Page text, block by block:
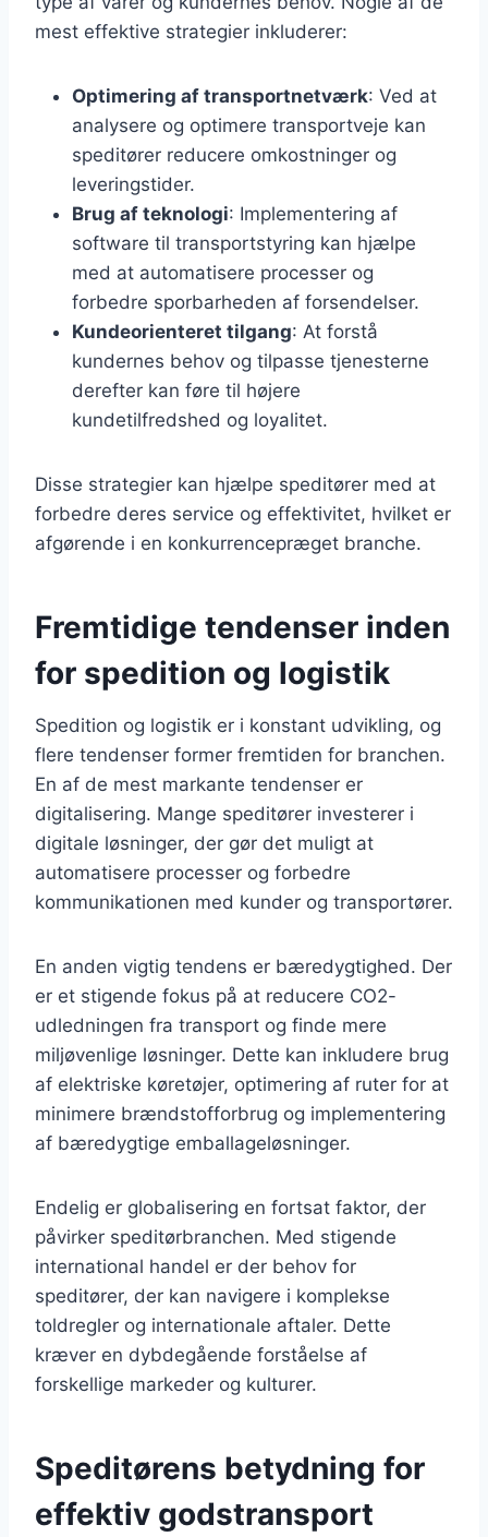
mest effektive strategier inkluderer:
Optimering af transportnetværk: Ved at
analysere og optimere transportveje kan
speditører reducere omkostninger og
leveringstider.
Brug af teknologi: Implementering af
software til transportstyring kan hjælpe
med at automatisere processer og
forbedre sporbarheden af forsendelser.
Kundeorienteret tilgang: At forstå
kundernes behov og tilpasse tjenesterne
derefter kan føre til højere
kundetilfredshed og loyalitet.
Disse strategier kan hjælpe speditører med at
forbedre deres service og effektivitet, hvilket er
afgørende i en konkurrencepræget branche.
Fremtidige tendenser inden
for spedition og logistik
Spedition og logistik er i konstant udvikling, og
flere tendenser former fremtiden for branchen.
En af de mest markante tendenser er
digitalisering. Mange speditører investerer i
digitale løsninger, der gør det muligt at
automatisere processer og forbedre
kommunikationen med kunder og transportører.
En anden vigtig tendens er bæredygtighed. Der
er et stigende fokus på at reducere CO2-
udledningen fra transport og finde mere
miljøvenlige løsninger. Dette kan inkludere brug
af elektriske køretøjer, optimering af ruter for at
minimere brændstofforbrug og implementering
af bæredygtige emballageløsninger.
Endelig er globalisering en fortsat faktor, der
påvirker speditørbranchen. Med stigende
international handel er der behov for
speditører, der kan navigere i komplekse
toldregler og internationale aftaler. Dette
kræver en dybdegående forståelse af
forskellige markeder og kulturer.
Speditørens betydning for
effektiv godstransport